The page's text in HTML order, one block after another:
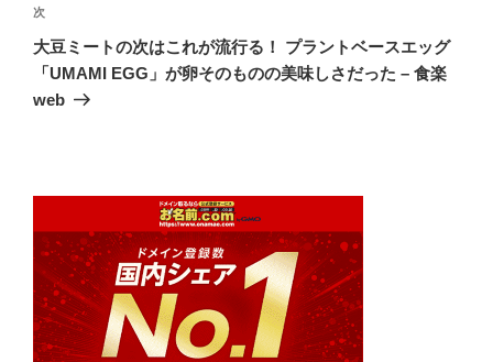
ゲ
ー
シ
ョ
次
の
投
稿
次
大豆ミートの次はこれが流行る！ プラントベースエッグ
「UMAMI EGG」が卵そのものの美味しさだった – 食楽
web